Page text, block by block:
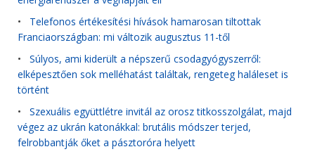
• Telefonos értékesítési hívások hamarosan tiltottak
Franciaországban: mi változik augusztus 11-től
• Súlyos, ami kiderült a népszerű csodagyógyszerről:
elképesztően sok melléhatást találtak, rengeteg haláleset is
történt
• Szexuális együttlétre invitál az orosz titkosszolgálat, majd
végez az ukrán katonákkal: brutális módszer terjed,
felrobbantják őket a pásztoróra helyett